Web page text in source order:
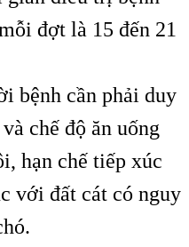
đợt là 15 đến 21
bệnh cần phải duy
chế độ ăn uống
hạn chế tiếp xúc
với đất cát có nguy